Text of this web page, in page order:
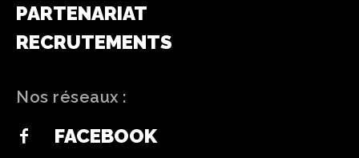
PARTENARIAT
RECRUTEMENTS
Nos réseaux :
FACEBOOK